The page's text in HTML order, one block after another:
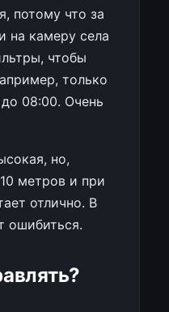
потому что за
на камеру села
чтобы
только
08:00. Очень
но,
метров и при
отлично. В
ошибиться.